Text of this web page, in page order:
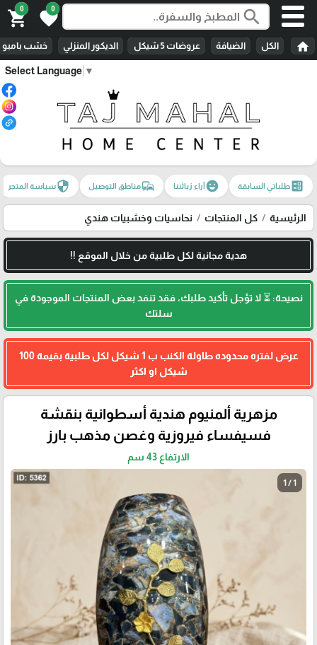
Select Language ▼
search
0
favorite
0
shopping_cart
home الكل الضيافة عروضات 5 شيكل الديكور المنزلي خشب بامبو
ballotطلباتي السابقة emoji_emotionsآراء زبائننا commuteمناطق التوصيل securityسياسة المتجر
الرئيسية كل المنتجات نحاسيات وخشبيات هندي
هدية مجانية لكل طلبية من خلال الموقع !!
نصيحة: ⏳ لا تؤجل تأكيد طلبك، فقد تنفد بعض المنتجات الموجودة في
سلتك
عرض لفتره محدوده طاولة الكنب ب 1 شيكل لكل طلبية بقيمة 100
شيكل او اكثر
مزهرية ألمنيوم هندية أسطوانية بنقشة
فسيفساء فيروزية وغصن مذهب بارز
الارتفاع 43 سم
1 / 1